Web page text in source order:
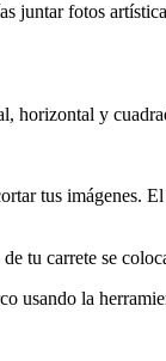
juntar fotos
y
tus imágenes.
tu carrete se
usando la